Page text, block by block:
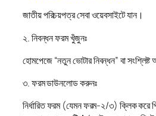
জাতীয় পরিচয়পত্র সেবা ওয়েবসাইটে যান।
২. নিবন্ধন ফরম খুঁজুনঃ
হোমপেজে “নতুন ভোটার নিবন্ধন” বা সংশ্লিষ্ট
৩. ফরম ডাউনলোড করুনঃ
নির্ধারিত ফরম (যেমন ফরম-২/৩) ক্লিক